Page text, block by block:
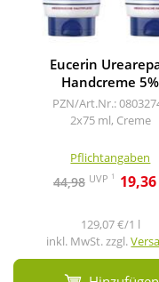
Eucerin
Handcreme 5%
PZN/Art.Nr.:
2x75 ml, Creme
Pflichtangaben
44,98 UVP 1
129,07 €/1 l
inkl. MwSt. zzgl.